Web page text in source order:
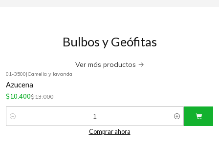
Bulbos y Geófitas
Ver más productos
01-3500|Camelia y lavanda
Azucena
$10.400$13.000
Cantidad
Comprar ahora